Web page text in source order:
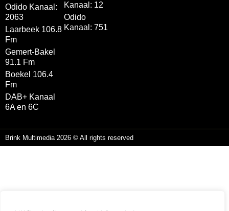
Odido Kanaal:
2063
Laarbeek 106.8
Fm
Gemert-Bakel
91.1 Fm
Boekel 106.4
Fm
DAB+ Kanaal
6A en 6C
Kanaal: 12
Odido
Kanaal: 751
Brink Multimedia 2026 © All rights reserved